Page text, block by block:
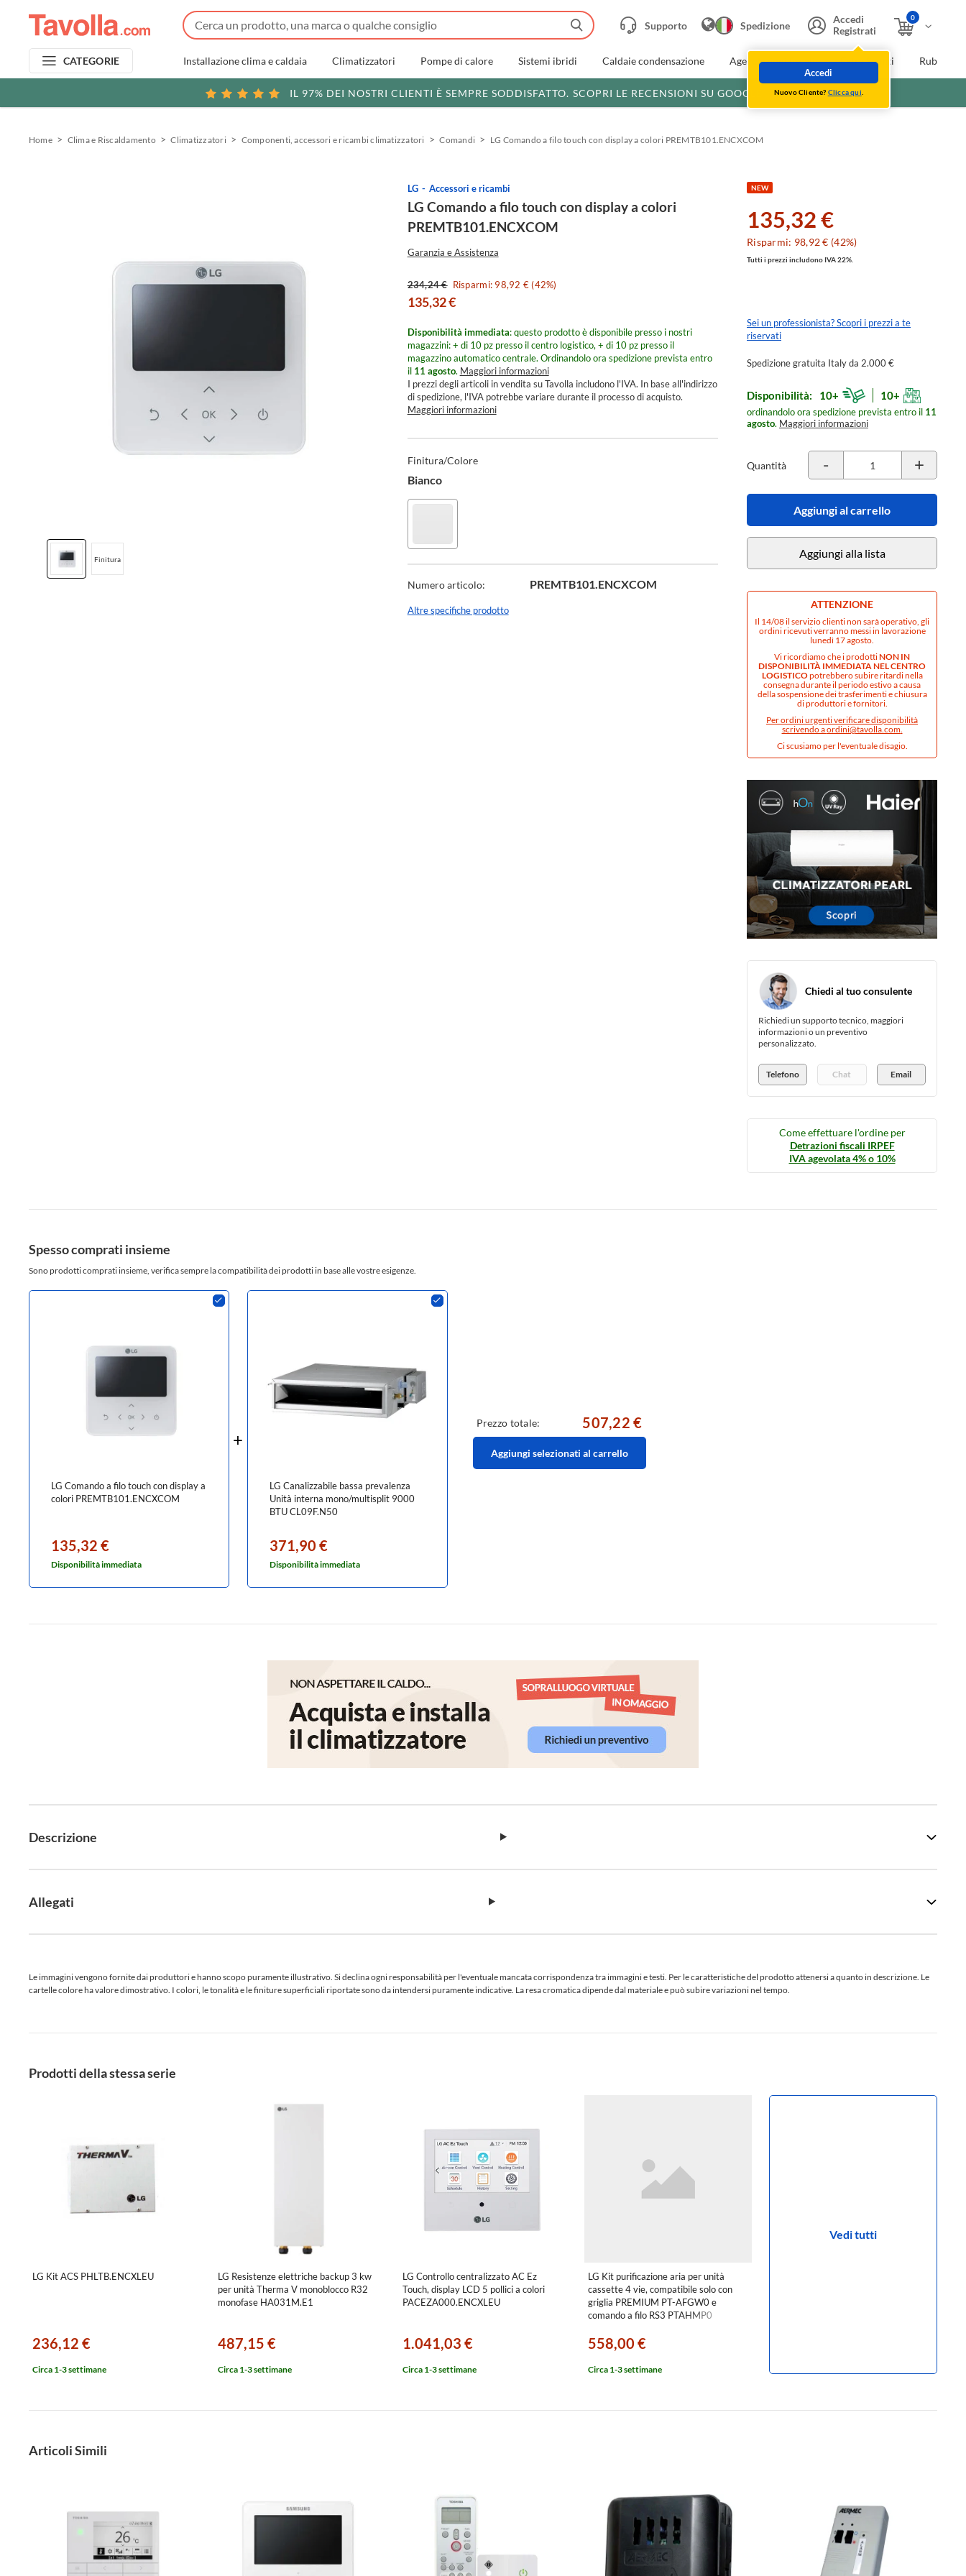
Supporto Spedizione
Accedi
Registrati
Accedi
Nuovo Cliente? Clicca qui
0
CATEGORIE Installazione clima e caldaia Climatizzatori Pompe di calore Sistemi ibridi Caldaie condensazione Agevolazioni fiscali Extra Sconti
IL 97% DEI NOSTRI CLIENTI È SEMPRE SODDISFATTO. SCOPRI LE RECENSIONI SU GOOGLE
Home Clima e Riscaldamento Climatizzatori Componenti, accessori e ricambi climatizzatori Comandi LG Comando a filo touch con display a colori PREMTB101.ENCXCOM
LG Accessori e ricambi
LG Comando a filo touch con display a colori
PREMTB101.ENCXCOM
Garanzia e Assistenza
Finitura/Colore
Bianco
Finitura
135,32 €
234,24 € Risparmi: 98,92 € (42%)
Disponibilità immediata: questo prodotto è disponibile presso i nostri
magazzini: + di 10 pz presso il centro logistico, + di 10 pz presso il
magazzino automatico centrale. Ordinandolo ora spedizione prevista entro
il 11 agosto. Maggiori informazioni
I prezzi degli articoli in vendita su Tavolla includono l'IVA. In base all'indirizzo
di spedizione, l'IVA potrebbe variare durante il processo di acquisto.
Maggiori informazioni
Specifiche
Tecniche
Finitura/Colore
Bianco
Numero articolo: PREMTB101.ENCXCOM
Altre specifiche prodotto
NEW
135,32 €
Risparmi: 98,92 € (42%)
Tutti i prezzi includono IVA 22%.
Sei un professionista? Scopri i prezzi a te
riservati
Spedizione gratuita Italy da 2.000 €
Disponibilità: 10+ 10+
ordinandolo ora spedizione prevista entro il 11
agosto. Maggiori informazioni
Quantità - +
Aggiungi al carrello
Aggiungi alla lista
ATTENZIONE
Il 14/08 il servizio clienti non sarà operativo, gli
ordini ricevuti verranno messi in lavorazione
lunedì 17 agosto.
Vi ricordiamo che i prodottiNON IN
DISPONIBILITÀ IMMEDIATA NEL CENTRO
LOGISTICOpotrebbero subire ritardi nella
consegna durante il periodo estivo a causa
della sospensione dei trasferimenti e chiusura
di produttori e fornitori.
Per ordini urgenti verificare disponibilità
scrivendo aordini@tavolla.com.
Ci scusiamo per l'eventuale disagio.
Chiedi al tuo consulente
Richiedi un supporto tecnico, maggiori
informazioni o un preventivo
personalizzato.
Telefono Chat Email
Come effettuare l'ordine per
Detrazioni fiscali IRPEF
IVA agevolata 4% o 10%
Spesso comprati insieme
Sono prodotti comprati insieme, verifica sempre la compatibilità dei prodotti in base alle vostre esigenze.
LG Comando a filo touch con display a
colori PREMTB101.ENCXCOM
135,32 €
Disponibilità immediata
LG Canalizzabile bassa prevalenza
Unità interna mono/multisplit 9000
BTU CL09F.N50
371,90 €
Disponibilità immediata
Prezzo totale: 507,22 €
Aggiungi selezionati al carrello
Descrizione
Allegati
Le immagini vengono fornite dai produttori e hanno scopo puramente illustrativo. Si declina ogni responsabilità per l'eventuale mancata corrispondenza tra immagini e testi. Per le caratteristiche del prodotto attenersi a quanto in descrizione. Le
cartelle colore ha valore dimostrativo. I colori, le tonalità e le finiture superficiali riportate sono da intendersi puramente indicative. La resa cromatica dipende dal materiale e può subire variazioni nel tempo.
Prodotti della stessa serie
LG Kit ACS PHLTB.ENCXLEU
236,12 €
Circa 1-3 settimane
LG Resistenze elettriche backup 3 kw
per unità Therma V monoblocco R32
monofase HA031M.E1
487,15 €
Circa 1-3 settimane
LG Controllo centralizzato AC Ez
Touch, display LCD 5 pollici a colori
PACEZA000.ENCXLEU
1.041,03 €
Circa 1-3 settimane
LG Kit purificazione aria per unità
cassette 4 vie, compatibile solo con
griglia PREMIUM PT-AFGW0 e
comando a filo RS3 PTAHMP0
558,00 €
Circa 1-3 settimane
Vedi tutti
Articoli Simili